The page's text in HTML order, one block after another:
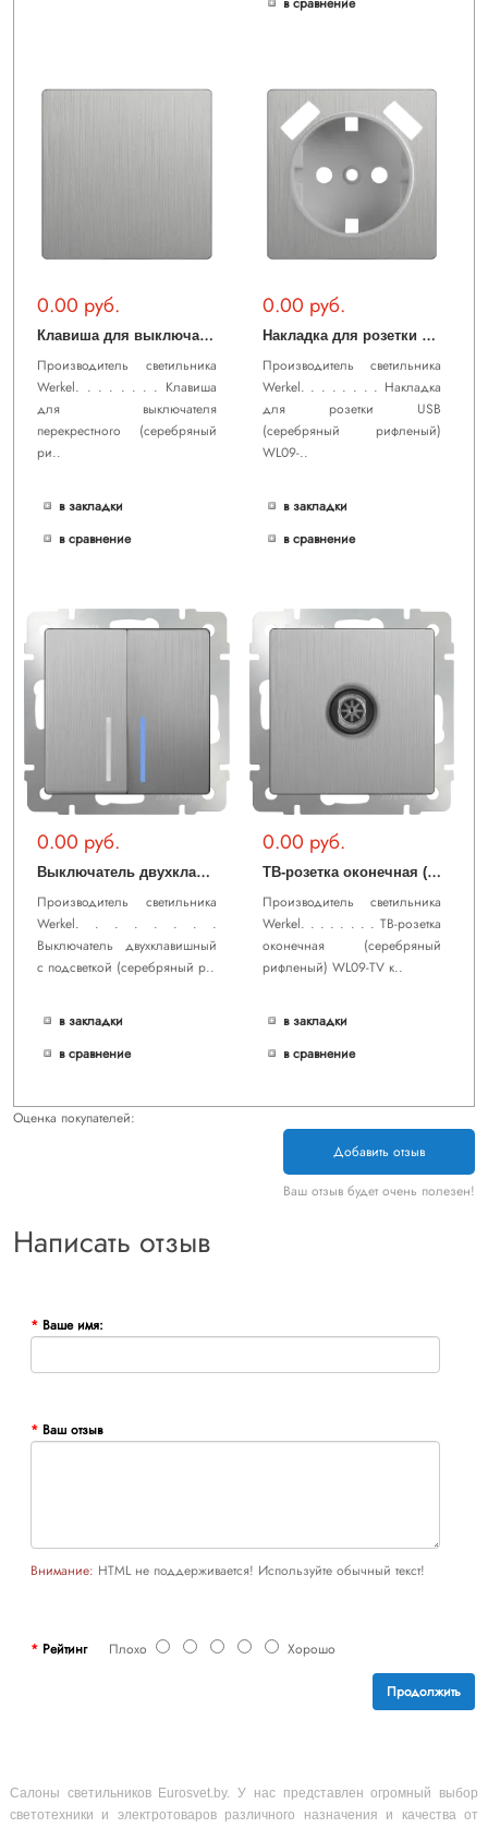
0.00 руб.
К
лавиша для выключателя перекрестного (серебряный рифленый) WL09-SW-1G-C-CP
Производитель светильника
Werkel. . . . . . . . Клавиша
для выключателя
перекрестного (серебряный
ри..
в закладки
в сравнение
0.00 руб.
Н
акладка для розетки USB (cеребряный рифленый) WL09-USB-CP
Производитель светильника
Werkel. . . . . . . . Накладка
для розетки USB
(cеребряный рифленый)
WL09-..
в закладки
в сравнение
0.00 руб.
В
ыключатель двухклавишный с подсветкой (cеребряный рифленый) WL09-SW-2G-LED
Производитель светильника
Werkel. . . . . . . .
Выключатель двухклавишный
с подсветкой (cеребряный р..
в закладки
в сравнение
0.00 руб.
Т
В-розетка оконечная (cеребряный рифленый) WL09-TV
Производитель светильника
Werkel. . . . . . . . ТВ-розетка
оконечная (cеребряный
рифленый) WL09-TV к..
в закладки
в сравнение
Оценка покупателей:
Добавить отзыв
Ваш отзыв будет очень полезен!
Написать отзыв
Ваше имя:
Ваш отзыв
Внимание: HTML не поддерживается! Используйте обычный текст!
РейтингПлохо Хорошо
Продолжить
Салоны светильников Eurosvet.by. У нас представлен огромный выбор
светотехники и электротоваров различного назначения и качества от